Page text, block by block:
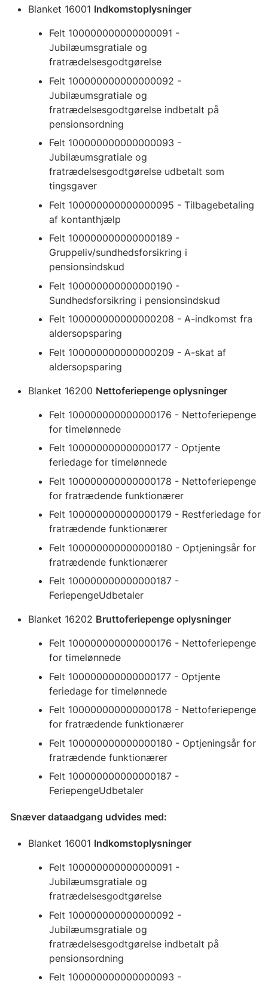
Blanket 16001 Indkomstoplysninger
Felt 100000000000000091 -
Jubilæumsgratiale og
fratrædelsesgodtgørelse
Felt 100000000000000092 -
Jubilæumsgratiale og
fratrædelsesgodtgørelse indbetalt på
pensionsordning
Felt 100000000000000093 -
Jubilæumsgratiale og
fratrædelsesgodtgørelse udbetalt som
tingsgaver
Felt 100000000000000095 - Tilbagebetaling
af kontanthjælp
Felt 100000000000000189 -
Gruppeliv/sundhedsforsikring i
pensionsindskud
Felt 100000000000000190 -
Sundhedsforsikring i pensionsindskud
Felt 100000000000000208 - A-indkomst fra
aldersopsparing
Felt 100000000000000209 - A-skat af
aldersopsparing
Blanket 16200 Nettoferiepenge oplysninger
Felt 100000000000000176 - Nettoferiepenge
for timelønnede
Felt 100000000000000177 - Optjente
feriedage for timelønnede
Felt 100000000000000178 - Nettoferiepenge
for fratrædende funktionærer
Felt 100000000000000179 - Restferiedage for
fratrædende funktionærer
Felt 100000000000000180 - Optjeningsår for
fratrædende funktionærer
Felt 100000000000000187 -
FeriepengeUdbetaler
Blanket 16202 Bruttoferiepenge oplysninger
Felt 100000000000000176 - Nettoferiepenge
for timelønnede
Felt 100000000000000177 - Optjente
feriedage for timelønnede
Felt 100000000000000178 - Nettoferiepenge
for fratrædende funktionærer
Felt 100000000000000180 - Optjeningsår for
fratrædende funktionærer
Felt 100000000000000187 -
FeriepengeUdbetaler
Snæver dataadgang udvides med:
Blanket 16001 Indkomstoplysninger
Felt 100000000000000091 -
Jubilæumsgratiale og
fratrædelsesgodtgørelse
Felt 100000000000000092 -
Jubilæumsgratiale og
fratrædelsesgodtgørelse indbetalt på
pensionsordning
Felt 100000000000000093 -